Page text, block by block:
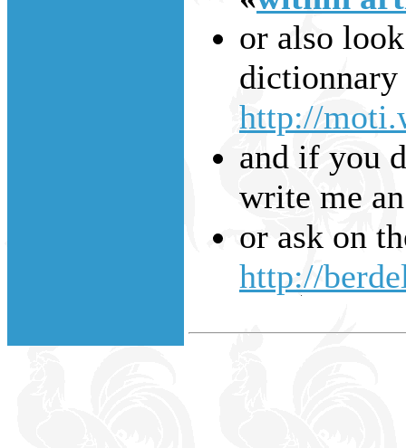
or also
dictionnary
http://
and if you
write me
or ask on
http://